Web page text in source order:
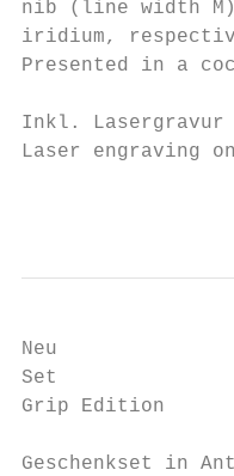
nib (line width
iridium,
Presented in a
Inkl. Lasergravur
Laser
Neu
Set
Grip Edition
Geschenkset in